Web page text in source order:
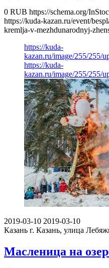
0 RUB https://schema.org/
https://kuda-kazan.ru/event/
kremlja-v-mezhdunarodnyj-
https://kuda-
kazan.ru/image/255/255/
https://kuda-
kazan.ru/image/255/255/
2019-03-10 2019-03-10
Казань г. Казань, улица
Масленица на